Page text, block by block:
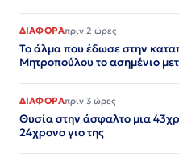
ΔΙΑΦΟΡΑπριν 2 ώρες
Το άλμα που έδωσε στην
Μητροπούλου το ασημένιο
ΔΙΑΦΟΡΑπριν 3 ώρες
Θυσία στην άσφαλτο μια
24χρονο γιο της